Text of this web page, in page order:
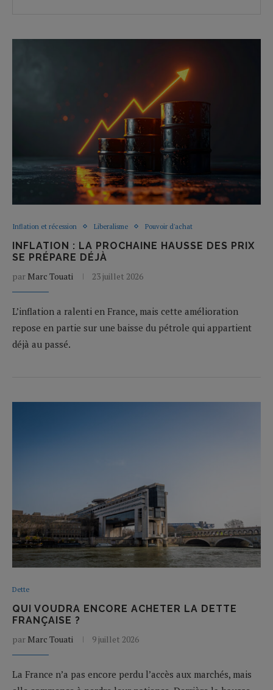
Inflation et récession Liberalisme Pouvoir d'achat
INFLATION : LA PROCHAINE HAUSSE DES PRIX
SE PRÉPARE DÉJÀ
par Marc Touati 23 juillet 2026
L’inflation a ralenti en France, mais cette amélioration
repose en partie sur une baisse du pétrole qui appartient
déjà au passé.
Dette
QUI VOUDRA ENCORE ACHETER LA DETTE
FRANÇAISE ?
par Marc Touati 9 juillet 2026
La France n’a pas encore perdu l’accès aux marchés, mais